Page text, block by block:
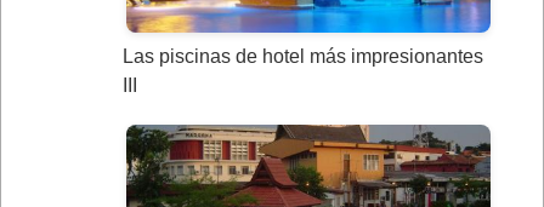
Las piscinas de hotel más impresionantes